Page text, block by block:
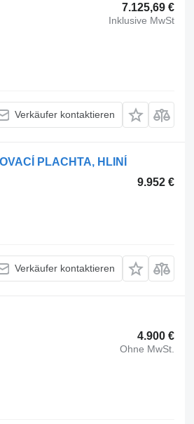
7.125,69 €
Inklusive MwSt
Verkäufer kontaktieren
PLACHTA, HLINÍ
9.952 €
Verkäufer kontaktieren
4.900 €
Ohne MwSt.